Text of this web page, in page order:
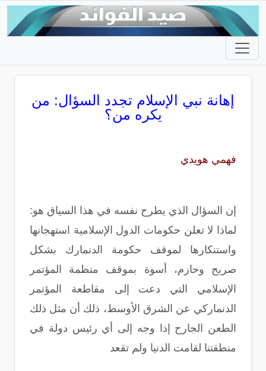
إهانة نبي الإسلام تجدد السؤال: من
يكره من؟
فهمي هويدي
إن السؤال الذي يطرح نفسه في هذا السياق هو:
لماذا لا تعلن حكومات الدول الإسلامية استهجانها
واستنكارها لموقف حكومة الدنمارك بشكل
صريح وحازم، أسوة بموقف منظمة المؤتمر
الإسلامي التي دعت إلى مقاطعة المؤتمر
الدنماركي عن الشرق الأوسط، ذلك أن مثل ذلك
الطعن الجارح إذا وجه إلى أي رئيس دولة في
منطقتنا لقامت الدنيا ولم تقعد